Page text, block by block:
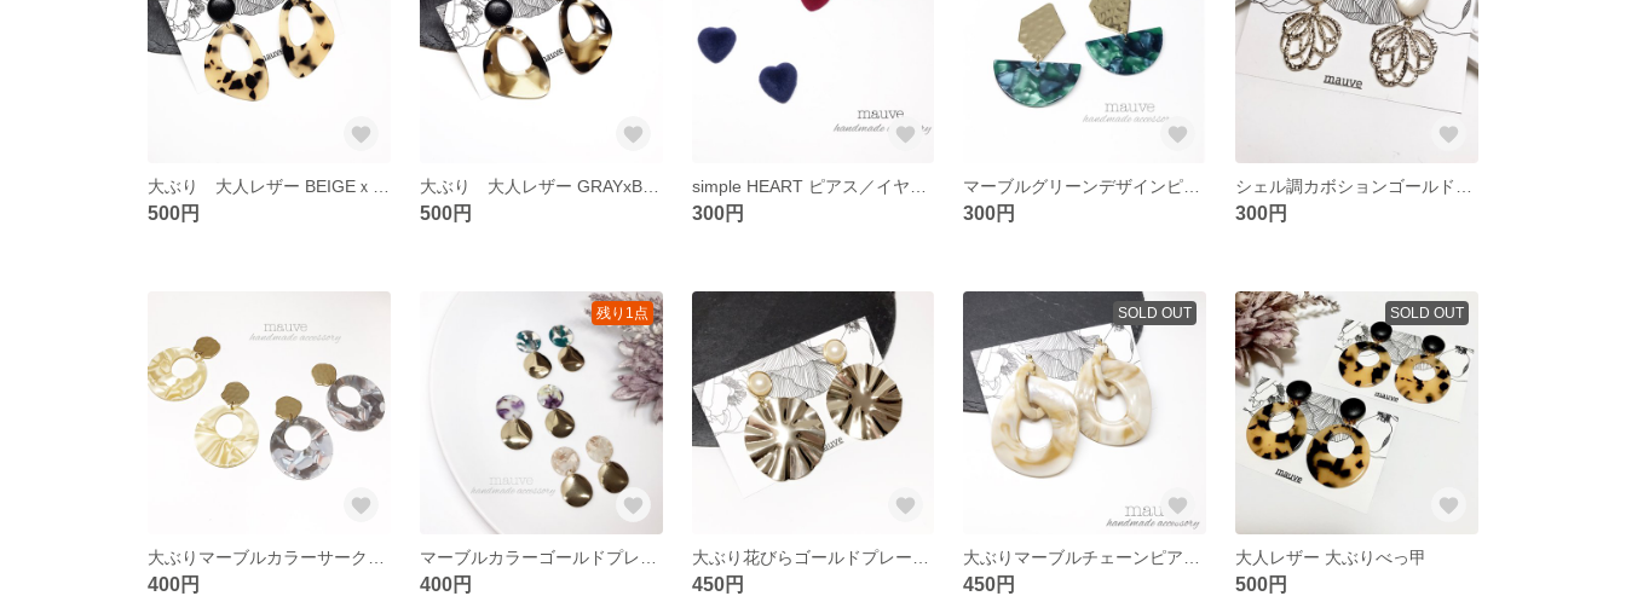
500円
大ぶり 大人レザー GRAYxBLACK ピアス／イヤリング
500円 300円 300円 300円
400円
残り1点
400円 450円
SOLD OUT
450円
SOLD OUT
大人レザー 大ぶりべっ甲
500円